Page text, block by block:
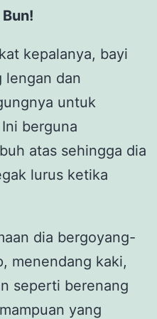
kepalanya, bayi
lengan dan
untuk
berguna
atas sehingga dia
lurus ketika
dia bergoyang-
menendang kaki,
seperti berenang
yang